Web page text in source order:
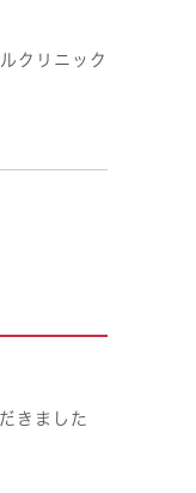
クリニック
きました